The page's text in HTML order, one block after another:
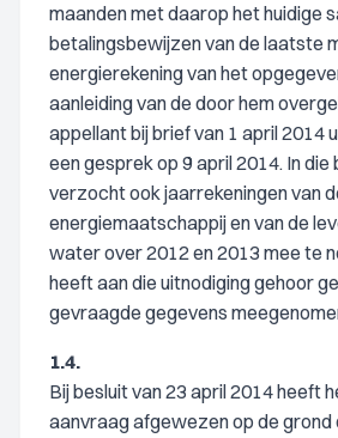
maanden met daarop het huidige
betalingsbewijzen van de laatste
energierekening van het
aanleiding van de door hem
appellant bij brief van 1 april 2014
een gesprek op 9 april 2014. In die
verzocht ook jaarrekeningen van
energiemaatschappij en van de
water over 2012 en 2013 mee te
heeft aan die uitnodiging gehoor
gevraagde gegevens
1.4.
Bij besluit van 23 april 2014 heeft
aanvraag afgewezen op de